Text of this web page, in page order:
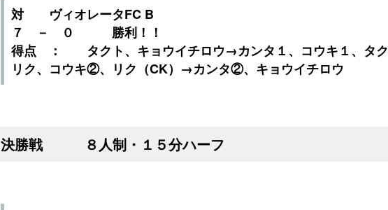
対 ヴィオレータFC B
７ － ０ 勝利！！
得点 ： タクト、キョウイチロウ→カンタ１、コウキ１、タ
リク、コウキ②、リク（CK）→カンタ②、キョウイチロウ
決勝戦 ８人制・１５分ハーフ